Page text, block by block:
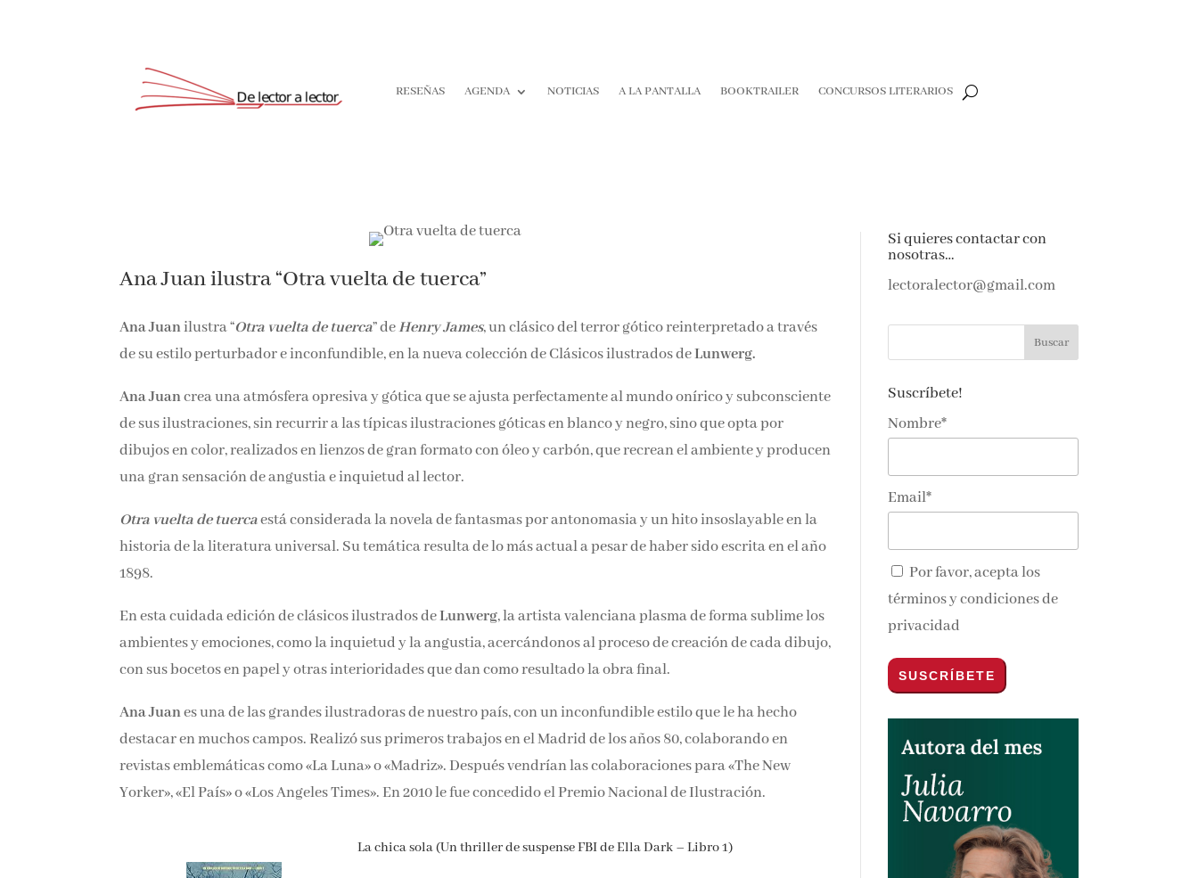
RESEÑAS AGENDA NOTICIAS A LA PANTALLA BOOKTRAILER CONCURSOS LITERARIOS
Ana Juan ilustra “Otra vuelta de tuerca”
Ana Juanilustra “Otra vuelta de tuerca” deHenry James, un clásico del terror gótico reinterpretado a través
de su estilo perturbador e inconfundible, en la nueva colección de Clásicos ilustrados deLunwerg.
Ana Juancrea una atmósfera opresiva y gótica que se ajusta perfectamente al mundo onírico y
subconsciente de sus ilustraciones, sin recurrir a las típicas ilustraciones góticas en blanco y negro, sino que
opta por dibujos en color, realizados en lienzos de gran formato con óleo y carbón, que recrean el ambiente y
producen una gran sensación de angustia e inquietud al lector.
Otra vuelta de tuercaestá considerada la novela de fantasmas por antonomasia y un hito insoslayable en la
historia de la literatura universal. Su temática resulta de lo más actual a pesar de haber sido escrita en el
año 1898.
En esta cuidada edición de clásicos ilustrados deLunwerg, la artista valenciana plasma de forma sublime
los ambientes y emociones, como la inquietud y la angustia, acercándonos al proceso de creación de cada
dibujo, con sus bocetos en papel y otras interioridades que dan como resultado la obra final.
Ana Juanes una de las grandes ilustradoras de nuestro país, con un inconfundible estilo que le ha hecho
destacar en muchos campos. Realizó sus primeros trabajos en el Madrid de los años 80, colaborando en
revistas emblemáticas como «La Luna» o «Madriz». Después vendrían las colaboraciones para «The New
Yorker», «El País» o «Los Angeles Times». En 2010 le fue concedido el Premio Nacional de Ilustración.
La chica sola (Un thriller de suspense FBI de Ella Dark – Libro 1)
Si quieres contactar con
nosotras…
lectoralector@gmail.com
Suscríbete!
Nombre*
Email*
Por favor, acepta los
términos y condiciones de
privacidad
Nombre*